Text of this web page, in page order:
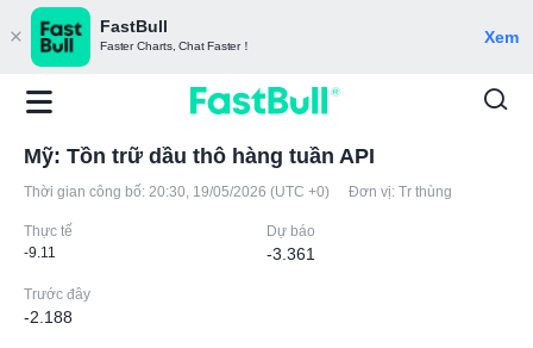
FastBull
Faster Charts, Chat Faster！ Xem
Mỹ: Tồn trữ dầu thô hàng tuần API
Thời gian công bố: 20:30, 19/05/2026 (UTC +0) Đơn vị: Tr thùng
Thực tế
-9.11
Dự báo
-3.361
Trước đây
-2.188